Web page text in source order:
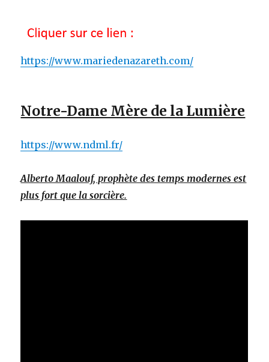
https://www.mariedenazareth.com/
Notre-Dame Mère de la Lumière
https://www.ndml.fr/
Alberto Maalouf, prophète des temps modernes est
plus fort que la sorcière.